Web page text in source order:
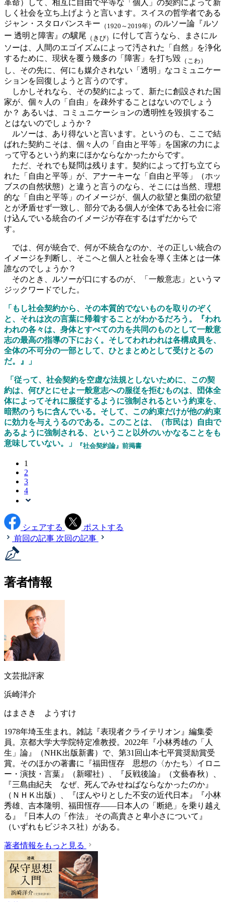
革命）して、相互に自由で平等な「個人」の契約によって新
しく社会を立ち上げようと言います。スイスの哲学者である
ジャン・スタロバンスキー （1920～2019年） のルソー論『ルソ
ー 透明と障害』の驥尾 （きび） に付して言うなら、まさにル
ソーは、人間のエゴイズムによって汚された「自然」を浄化
するために、現状を覆う幾多の「障害」を打ち毀 （こわ）
し、その先に、何にも媒介されない「透明」なコミュニケー
ションを回復しようと言うのです。
しかしそれなら、その契約によって、新たに創設された国
家が、個々人の「自由」を疎外することはないのでしょう
か？ あるいは、コミュニケーションの透明性を毀損するこ
とはないのでしょうか？
ルソーは、あり得ないと言います。というのも、ここで結
ばれた契約こそは、個々人の「自由と平等」を国家の力によ
って守るという約束にほかならなかったからです。
ただ、それでも疑問は残ります。契約によって打ち立てら
れた「自由と平等」が、アナーキーな「自由と平等」（ホッ
ブスの自然状態）と違うと言うのなら、そこには当然、理想
的な「自由と平等」のイメージが、個人の欲望と集団の欲望
とが矛盾せず一致し、部分である個人が全体である社会に溶
け込んでいる統合のイメージが存在するはずだからで
す。
では、何が統合で、何が不統合なのか、その正しい統合の
イメージを判断し、そこへと個人と社会を導く主体とは一体
誰なのでしょうか？
そのとき、ルソーが口にするのが、「一般意志」というマ
ジックワードでした。
「もし社会契約から、その本質的でないものを取りのぞく
と、それは次の言葉に帰着することがわかるだろう。『われ
われの各々は、身体とすべての力を共同のものとして一般意
志の最高の指導の下におく。そしてわれわれは各構成員を、
全体の不可分の一部として、ひとまとめとして受けとるの
だ。』」
「従って、社会契約を空虚な法規としないために、この契
約は、何びとにせよ一般意志への服従を拒むものは、団体全
体によってそれに服従するように強制されるという約束を、
暗黙のうちに含んでいる。そして、この約束だけが他の約束
に効力を与えうるのである。このことは、（市民は）自由で
あるように強制される、ということ以外のいかなることをも
意味していない。」
『社会契約論』前掲書
1
2
3
4
シェアする
ポストする
前回の記事 次回の記事
著者情報
文芸批評家
浜崎洋介
はまさき ようすけ
1978年埼玉生まれ。雑誌『表現者クライテリオン』編集委
員。京都大学大学院特定准教授。2022年『小林秀雄の「人
生」論』（NHK出版新書）で、第31回山本七平賞奨励賞受
賞。そのほかの著書に『福田恆存 思想の〈かたち〉イロニ
ー・演技・言葉』（新曜社）、『反戦後論』（文藝春秋）、
『三島由紀夫 なぜ、死んでみせねばならなかったのか』
（ＮＨＫ出版）、『ぼんやりとした不安の近代日本』『小林
秀雄、吉本隆明、福田恆存――日本人の「断絶」を乗り越え
る』『日本人の「作法」 その高貴さと卑小さについて』
（いずれもビジネス社）がある。
著者情報をもっと見る